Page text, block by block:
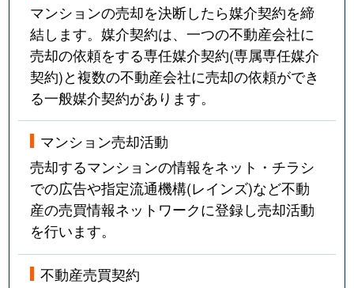
マンションの売却を決断したら媒介契約を締
結します。媒介契約は、一つの不動産会社に
売却の依頼をする専任媒介契約(専属専任媒介
契約)と複数の不動産会社に売却の依頼ができ
る一般媒介契約があります。
マンション売却活動
売却するマンションの情報をネット・チラシ
での広告や指定流通機構(レインズ)など不動
産の売買情報ネットワークに登録し売却活動
を行います。
不動産売買契約